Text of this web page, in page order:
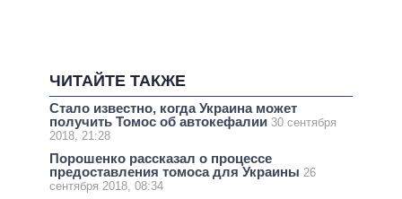
ЧИТАЙТЕ ТАКЖЕ
Стало известно, когда Украина может
получить Томос об автокефалии 30 сентября
2018, 21:28
Порошенко рассказал о процессе
предоставления томоса для Украины 26
сентября 2018, 08:34